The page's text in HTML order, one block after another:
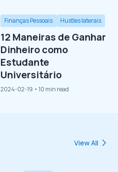
Finanças Pessoais Hustles laterais
12 Maneiras de Ganhar
Dinheiro como
Estudante
Universitário
2024-02-19 • 10 min read
View All